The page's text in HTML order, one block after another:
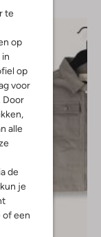
te
op
op
voor
Door
alle
de
je
of een